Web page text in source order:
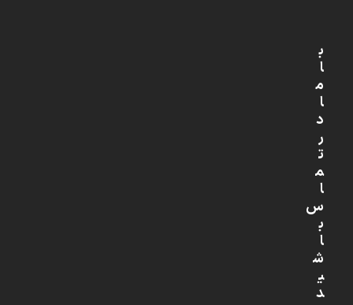
ب
ا
م
ا
د
ر
ت
م
ا
س
ب
ا
ش
ی
د